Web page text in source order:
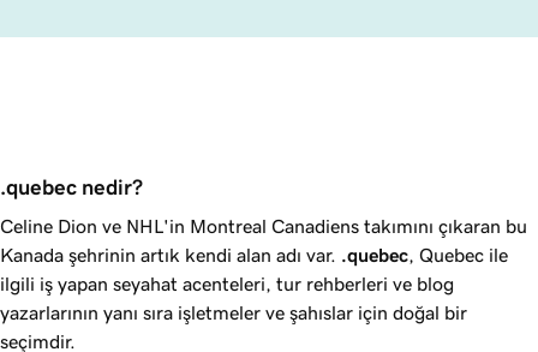
.quebec nedir?
Celine Dion ve NHL'in Montreal Canadiens takımını çıkaran bu
Kanada şehrinin artık kendi alan adı var. .quebec , Quebec ile
ilgili iş yapan seyahat acenteleri, tur rehberleri ve blog
yazarlarının yanı sıra işletmeler ve şahıslar için doğal bir
seçimdir.